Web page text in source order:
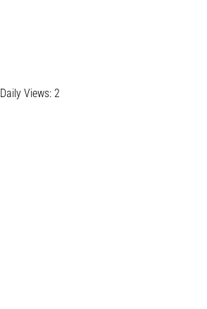
Daily Views: 2